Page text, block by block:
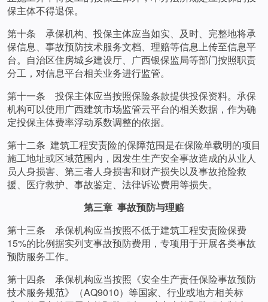
保主体不得退保。
第十条 承保机构、投保主体应当如实、及时、完整地将承
保信息、事故预防技术服务文档、理赔等信息上传至信息平
台。自治区住房城乡建设厅、广西银保监局等部门按照职责
分工，对信息平台相关业务进行监管。
第十一条 投保主体应当按照保险条款提供投保资料。承保
机构可以使用广西建筑市场监管云平台的相关数据，作为确
定投保主体费率浮动系数调整的依据。
第十二条 建筑工程安责险的保障范围是在保险单载明的项目
施工地址或区域范围内，因发生生产安全事故造成的从业人
员人身损害、第三者人身损害和财产损失以及事故抢险救
援、医疗救护、事故鉴定、法律诉讼费用等损失。
第三章 事故预防与理赔
第十三条 承保机构应当按照不低于建筑工程安责险保费
15%的比例据实列支事故预防费用，专项用于开展各类事故
预防服务工作。
第十四条 承保机构应当按照《安全生产责任保险事故预防
技术服务规范》（AQ9010）等国家、行业或地方相关标